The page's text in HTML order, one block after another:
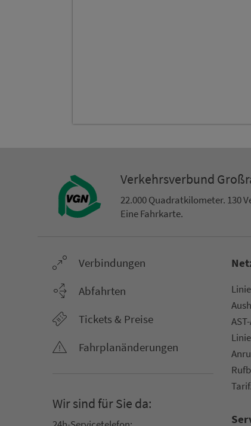
Ver­kehrs­ver­bund
22.000 Qua­drat­ki­lo­me­ter. 130
Eine Fahr­kar­te.
Ver­bin­dungen
Abfahrten
Tickets & Preise
Fahr­plan­ände­rungen
Wir sind für Sie da: